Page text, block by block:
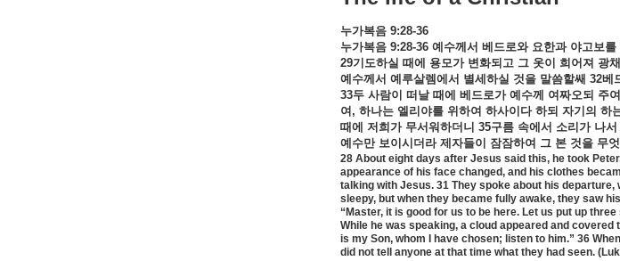
누가복음 9:28-36
누가복음 9:28-36 예수께서 베드로와 요한과 야고보를
29기도하실 때에 용모가 변화되고 그 옷이 희어져 광
예수께서 예루살렘에서 별세하실 것을 말씀할쌔 32베
33두 사람이 떠날 때에 베드로가 예수께 여짜오되 주여
여 , 하나는 엘리야를 위하여 하사이다 하되 자기의 하
때에
저희가 무서워하더니 35구름 속에서 소리가 나서
예수만 보이시더라 제자들이 잠잠하여 그 본 것을 무
28 About eight days after Jesus said this, he took
appearance of his face changed, and his clothes
talking with Jesus. 31 They spoke about his
sleepy, but when they became fully awake, they saw
“Master, it is good for us to be here. Let us put up
While he was speaking, a cloud appeared and
is my Son, whom I have chosen; listen to him.” 36
did not tell anyone at that time what they had seen.